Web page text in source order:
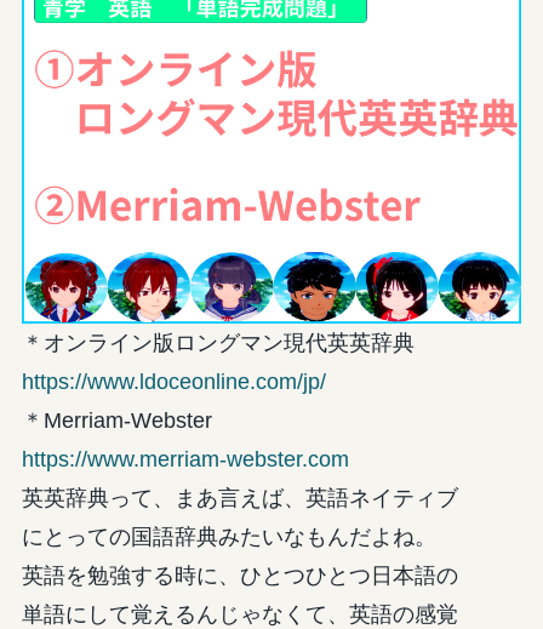
＊オンライン版ロングマン現代英英辞典
https://www.ldoceonline.com/jp/
＊Merriam-Webster
https://www.merriam-webster.com
英英辞典って、まあ言えば、英語ネイティブ
にとっての国語辞典みたいなもんだよね。
英語を勉強する時に、ひとつひとつ日本語の
単語にして覚えるんじゃなくて、英語の感覚